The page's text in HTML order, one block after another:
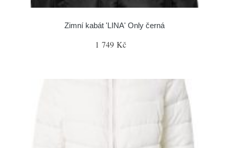
Zimní kabát 'LINA' Only černá
1 749 Kč